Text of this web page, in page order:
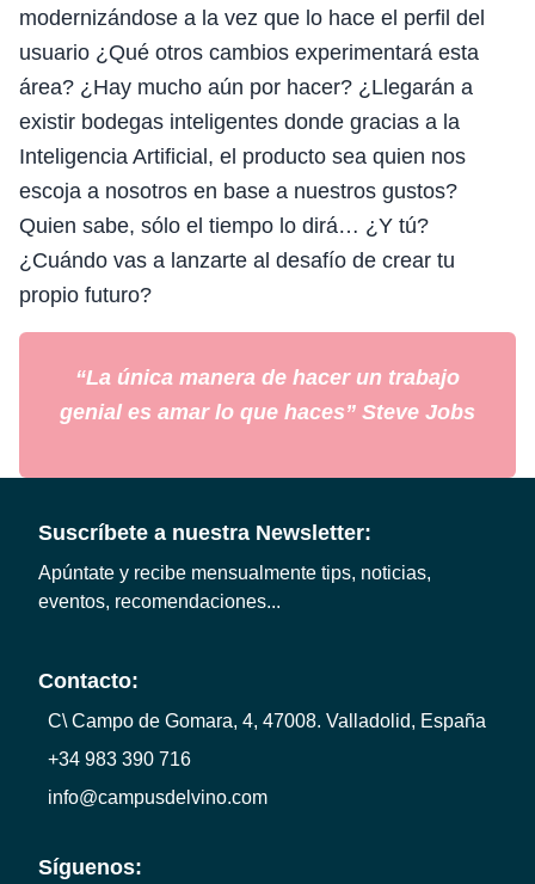
modernizándose a la vez que lo hace el perfil del
usuario ¿Qué otros cambios experimentará esta
área? ¿Hay mucho aún por hacer? ¿Llegarán a
existir bodegas inteligentes donde gracias a la
Inteligencia Artificial, el producto sea quien nos
escoja a nosotros en base a nuestros gustos?
Quien sabe, sólo el tiempo lo dirá… ¿Y tú?
¿Cuándo vas a lanzarte al desafío de crear tu
propio futuro?
“La única manera de hacer un trabajo
genial es amar lo que haces” Steve Jobs
Suscríbete a nuestra Newsletter:
Apúntate y recibe mensualmente tips, noticias,
eventos, recomendaciones...
Contacto:
C\ Campo de Gomara, 4, 47008. Valladolid, España
+34 983 390 716
info@campusdelvino.com
Síguenos: